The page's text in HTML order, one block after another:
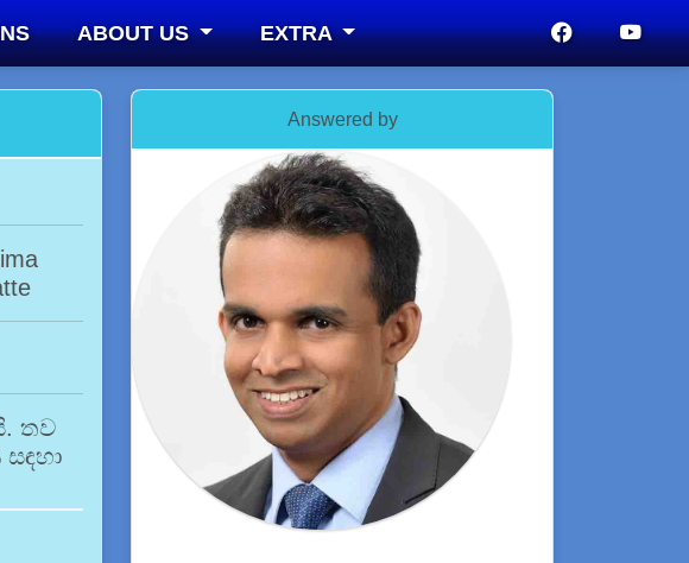
ABOUT US EXTRA
තව
Answered by